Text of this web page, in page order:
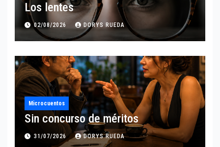
Los lentes
02/08/2026 DORYS RUEDA
Microcuentos
Sin concurso de méritos
31/07/2026 DORYS RUEDA